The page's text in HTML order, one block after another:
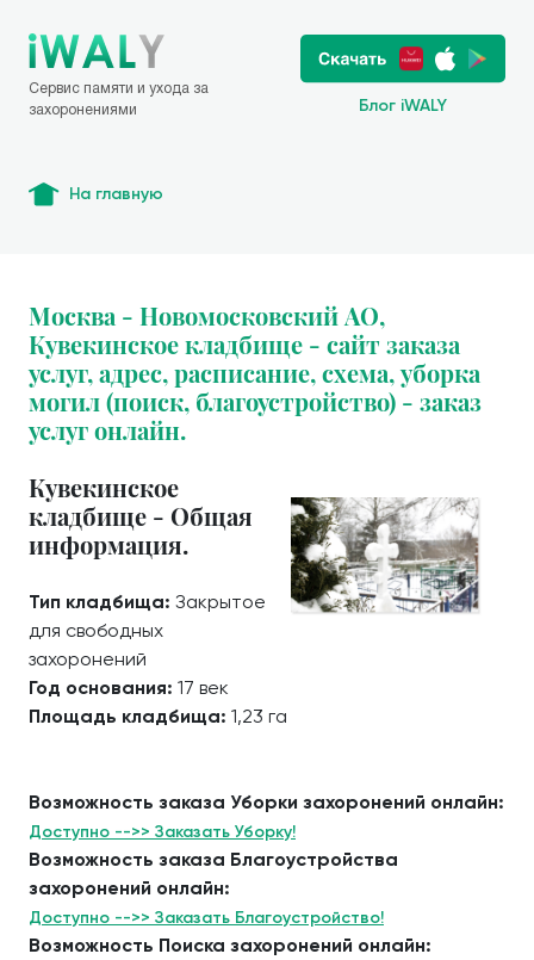
Сервис памяти и ухода за
захоронениями
Блог iWALY
На главную
Москва - Новомосковский АО,
Кувекинское кладбище - сайт заказа
услуг, адрес, расписание, схема, уборка
могил (поиск, благоустройство) - заказ
услуг онлайн.
Кувекинское
кладбище - Общая
информация.
Тип кладбища: Закрытое
для свободных
захоронений
Год основания: 17 век
Площадь кладбища: 1,23 га
Возможность заказа Уборки захоронений онлайн:
Доступно -->> Заказать Уборку!
Возможность заказа Благоустройства
захоронений онлайн:
Доступно -->> Заказать Благоустройство!
Возможность Поиска захоронений онлайн: